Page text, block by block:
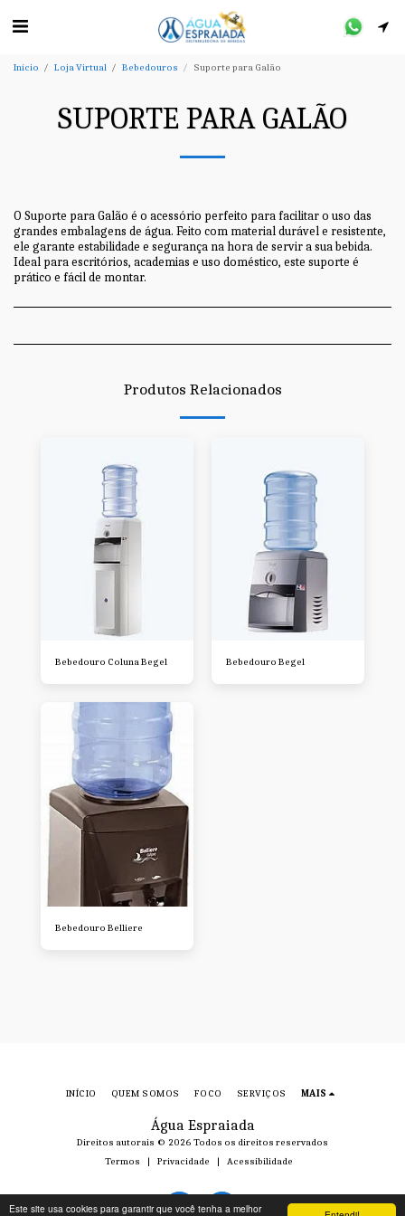
Este site usa cookies para garantir que você tenha a melhor
Início Loja Virtual Bebedouros Suporte para Galão
SUPORTE PARA GALÃO
O Suporte para Galão é o acessório perfeito para facilitar o uso das
grandes embalagens de água. Feito com material durável e resistente,
ele garante estabilidade e segurança na hora de servir a sua bebida.
Ideal para escritórios, academias e uso doméstico, este suporte é
prático e fácil de montar.
Produtos Relacionados
Bebedouro Coluna Begel Bebedouro Begel
Bebedouro Belliere
Água Espraiada
Direitos autorais © 2026 Todos os direitos reservados
Termos | Privacidade | Acessibilidade
INÍCIO QUEM SOMOS FOCO SERVIÇOS MAIS